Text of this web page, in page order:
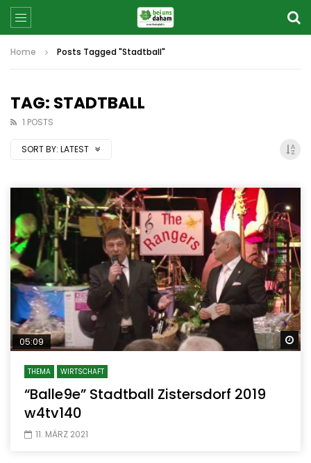
Home Posts Tagged "Stadtball"
TAG: STADTBALL
1 POSTS
SORT BY: LATEST
05:09
THEMA WIRTSCHAFT
“Balle9e” Stadtball Zistersdorf 2019
w4tv140
11. MÄRZ 2021